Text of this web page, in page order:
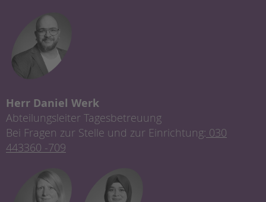
Herr Daniel Werk
Abteilungsleiter Tagesbetreuung
Bei Fragen zur Stelle und zur Einrichtung: 030
443360 -709